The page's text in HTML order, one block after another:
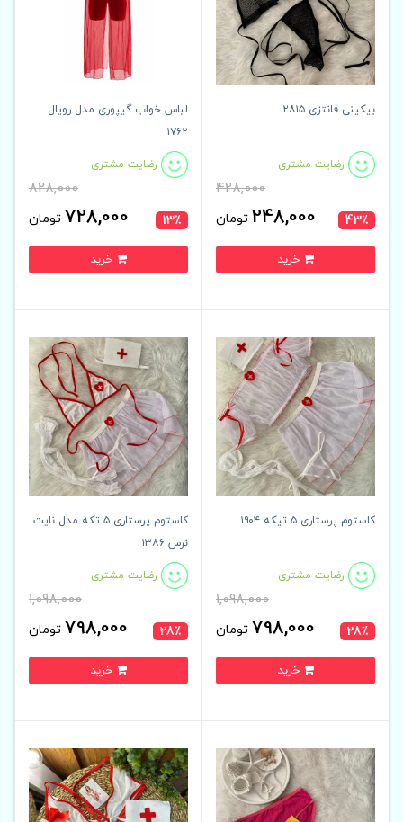
43٪
بیکینی فانتزی ۲۸۱۵
رضایت مشتری
428,000
248,000 تومان 13٪
لباس خواب گیپوری مدل رویال
۱۷۶۲
رضایت مشتری
828,000
728,000 تومان
28٪
کاستوم پرستاری ۵ تیکه ۱۹۰۴
رضایت مشتری
1,098,000
798,000 تومان 28٪
کاستوم پرستاری ۵ تکه مدل نایت
نرس ۱۳۸۶
رضایت مشتری
1,098,000
798,000 تومان